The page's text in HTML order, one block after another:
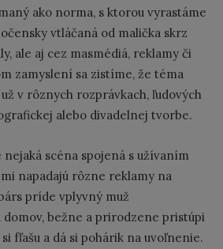
ako norma, s ktorou vyrastáme
vtláčaná od malička skrz
ale aj cez masmédiá, reklamy či
zamyslení sa zistíme, že téma
v rôznych rozprávkach, ľudových
alebo divadelnej tvorbe.
nejaká scéna spojená s užívaním
napadajú rôzne reklamy na
príde vplyvný muž
bežne a prirodzene pristúpi
fľašu a dá si pohárik na uvoľnenie.